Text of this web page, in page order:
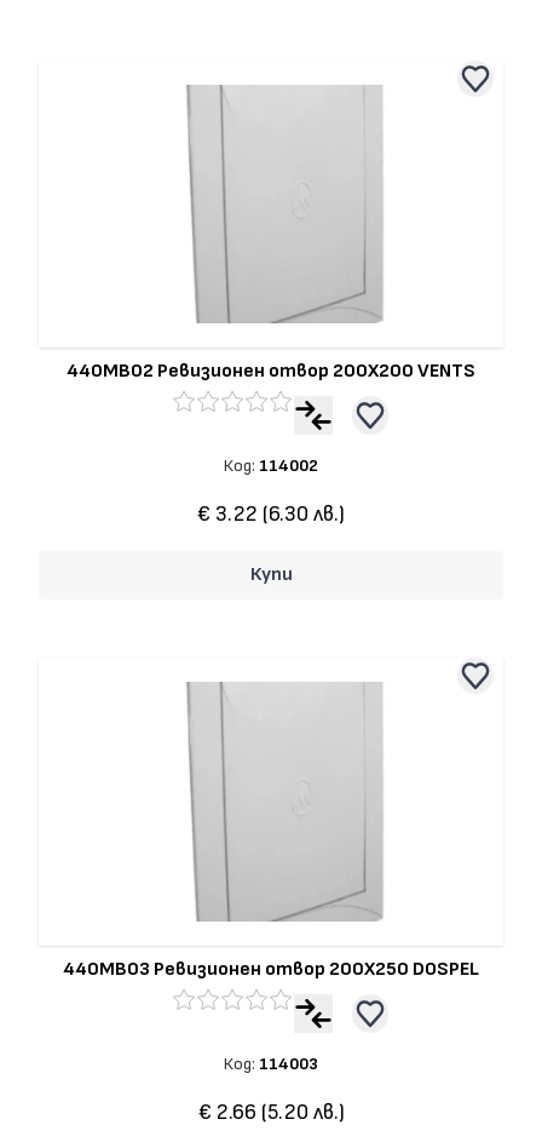
440MB02 Ревизионен отвор 200Х200 VENTS
Код: 114002
€ 3.22 (6.30 лв.)
Купи
440MB03 Ревизионен отвор 200Х250 DOSPEL
Код: 114003
€ 2.66 (5.20 лв.)